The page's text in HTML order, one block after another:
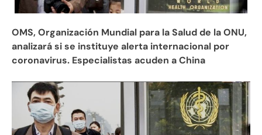
OMS, Organización Mundial para la Salud de la ONU,
analizará si se instituye alerta internacional por
coronavirus. Especialistas acuden a China